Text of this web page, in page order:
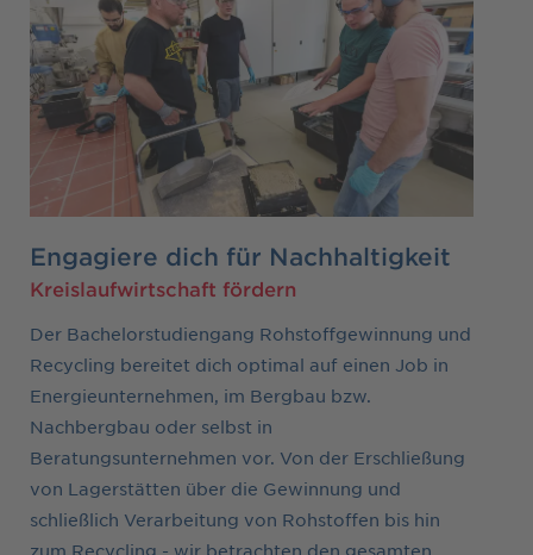
Engagiere dich für Nachhaltigkeit
Kreislaufwirtschaft fördern
Der Bachelorstudiengang Rohstoffgewinnung und
Recycling bereitet dich optimal auf einen Job in
Energieunternehmen, im Bergbau bzw.
Nachbergbau oder selbst in
Beratungsunternehmen vor. Von der Erschließung
von Lagerstätten über die Gewinnung und
schließlich Verarbeitung von Rohstoffen bis hin
zum Recycling - wir betrachten den gesamten